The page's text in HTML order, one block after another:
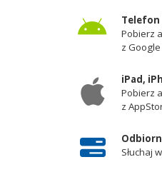
Pobierz
z
iPad,
Pobierz
z
Słuchaj